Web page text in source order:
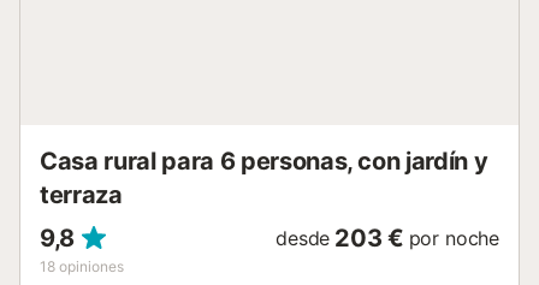
Casa rural para 6 personas, con jardín y
terraza
9,8
18 opiniones
desde 203 € por noche